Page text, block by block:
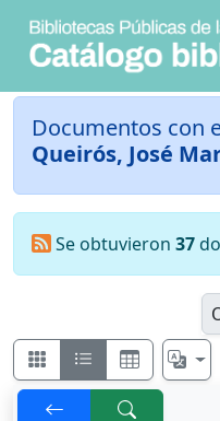
Documentos con
Queirós, José
Se obtuvieron 37